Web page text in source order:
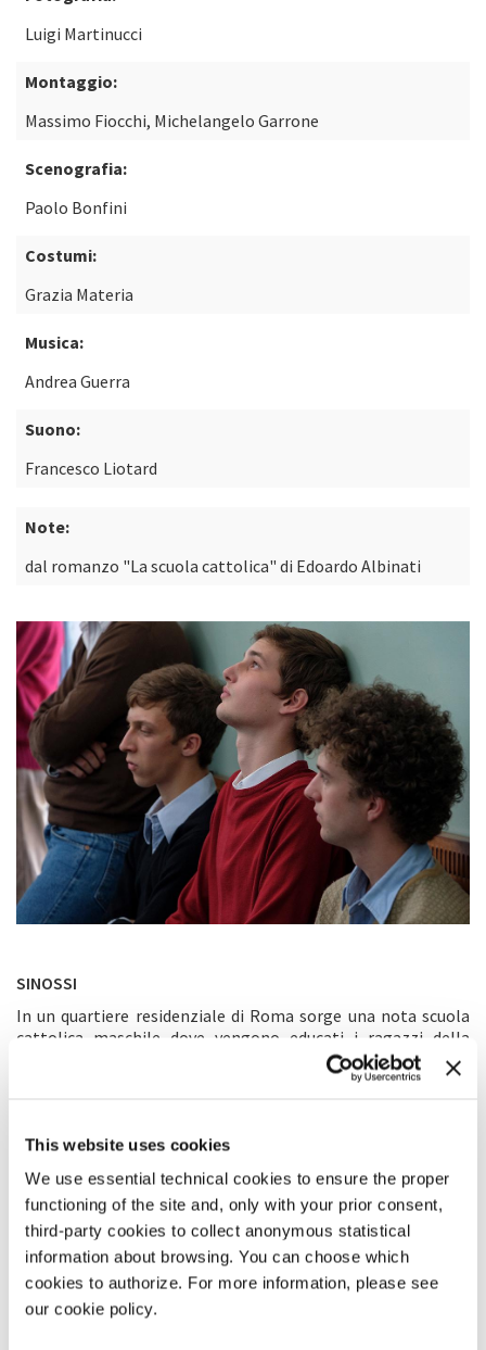
This website uses cookies
We use essential technical cookies to ensure the proper
functioning of the site and, only with your prior consent,
third-party cookies to collect anonymous statistical
information about browsing. You can choose which
cookies to authorize. For more information, please see
our cookie policy.
Luigi Martinucci
Montaggio:
Massimo Fiocchi, Michelangelo Garrone
Scenografia:
Paolo Bonfini
Costumi:
Grazia Materia
Musica:
Andrea Guerra
Suono:
Francesco Liotard
Note:
dal romanzo "La scuola cattolica" di Edoardo Albinati
SINOSSI
In un quartiere residenziale di Roma sorge una nota scuola
cattolica maschile dove vengono educati i ragazzi della
migliore borghesia. Le famiglie sentono che in quel contesto
i loro figli possono crescere protetti dai tumulti che stanno
tra il 29 e il 30 settembre 1975 qualcosa si rompe e quella
fortezza di valori inattaccabili crolla sotto il peso di uno dei
più efferati crimini dell’epoca: il delitto del Circeo.
I responsabili sono infatti ex studenti di quella scuola,
frequentata anche da Edoardo, che prova a raccontare che
cosa ha scatenato tanta cieca violenza in quelle menti
esaltate da idee politiche distorte e da un’irrefrenabile
smania di supremazia.